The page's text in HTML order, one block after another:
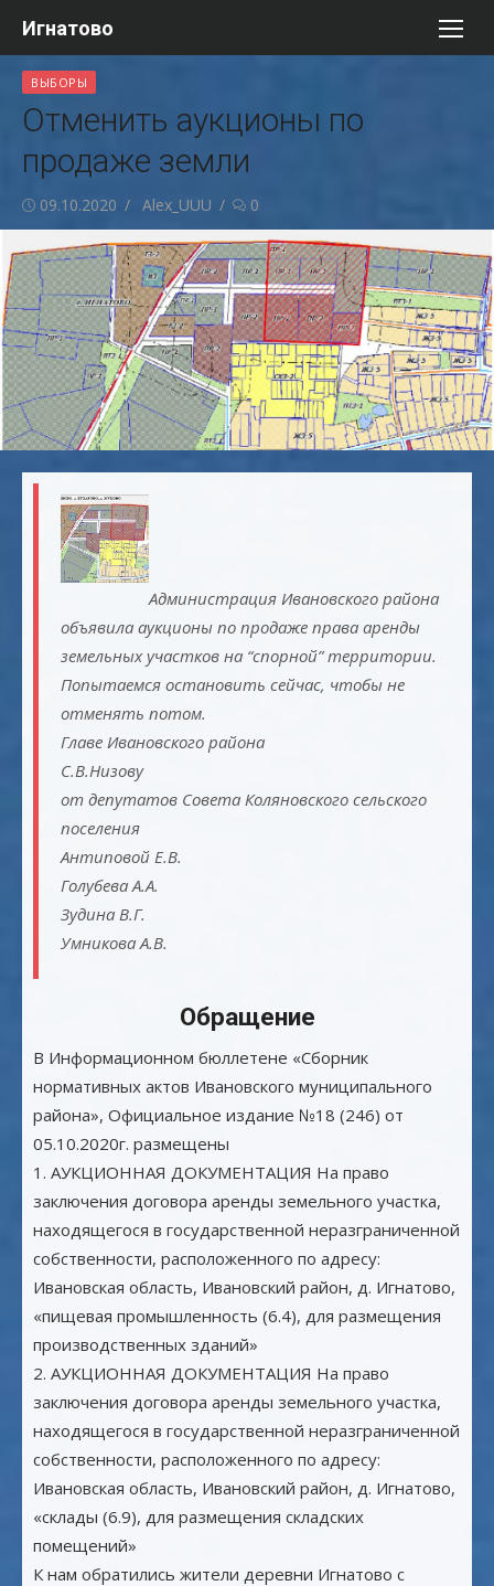
содержимому
Игнатово
ВЫБОРЫ
Отменить аукционы по
продаже земли
Опубликовано
09.10.2020 Автор
Alex_UUU 0
Администрация Ивановского района
объявила аукционы по продаже права аренды
земельных участков на “спорной” территории.
Попытаемся остановить сейчас, чтобы не
отменять потом.
Главе Ивановского района
С.В.Низову
от депутатов Совета Коляновского сельского
поселения
Антиповой Е.В.
Голубева А.А.
Зудина В.Г.
Умникова А.В.
Обращение
В Информационном бюллетене «Сборник
нормативных актов Ивановского муниципального
района», Официальное издание №18 (246) от
05.10.2020г. размещены
1. АУКЦИОННАЯ ДОКУМЕНТАЦИЯ На право
заключения договора аренды земельного участка,
находящегося в государственной неразграниченной
собственности, расположенного по адресу:
Ивановская область, Ивановский район, д. Игнатово,
«пищевая промышленность (6.4), для размещения
производственных зданий»
2. АУКЦИОННАЯ ДОКУМЕНТАЦИЯ На право
заключения договора аренды земельного участка,
находящегося в государственной неразграниченной
собственности, расположенного по адресу:
Ивановская область, Ивановский район, д. Игнатово,
«склады (6.9), для размещения складских
помещений»
К нам обратились жители деревни Игнатово с